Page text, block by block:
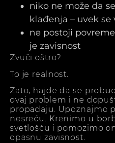
niko ne može da
klađenja – uvek se
ne postoji
je zavisnost
Zvuči oštro?
To je realnost.
Zato, hajde da se
ovaj problem i ne
propadaju. Upoznajmo
nesreću. Krenimo u
svetlošću i pomozimo
opasnu zavisnost.